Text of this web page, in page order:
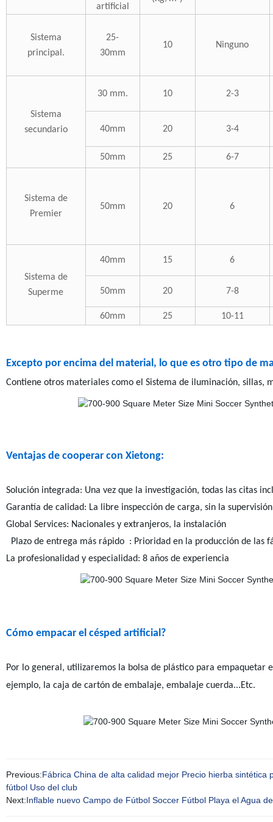
artificial
Sistema
principal.
25-
30mm
10 Ninguno
Sistema
secundario
30 mm. 10 2-3
40mm 20 3-4
50mm 25 6-7
Sistema de
Premier
50mm 20 6
Sistema de
Superme
40mm 15 6
50mm 20 7-8
60mm 25 10-11
Excepto por encima del material, lo que es otro tipo de
Contiene otros materiales como el Sistema de iluminación, sillas,
Ventajas de cooperar con Xietong:
Solución integrada: Una vez que la investigación, todas las citas
Garantía de calidad: La libre inspección de carga, sin la
Global Services: Nacionales y extranjeros, la instalación
Plazo de entrega más rápido : Prioridad en la producción de las
La profesionalidad y especialidad: 8 años de experiencia
Cómo empacar el césped artificial?
Por lo general, utilizaremos la bolsa de plástico para
ejemplo, la caja de cartón de embalaje, embalaje cuerda...Etc.
Previous:Fábrica China de alta calidad mejor Precio hierba
fútbol Uso del club
Next:Inflable nuevo Campo de Fútbol Soccer Fútbol Playa el Agua